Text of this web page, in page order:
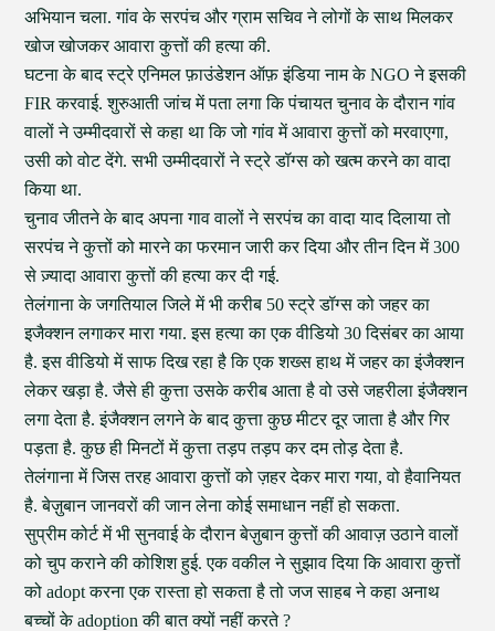
अभियान चला. गांव के सरपंच और ग्राम सचिव ने लोगों के साथ मिलकर
खोज खोजकर आवारा कुत्तों की हत्या की.
घटना के बाद स्ट्रे एनिमल फ़ाउंडेशन ऑफ़ इंडिया नाम के NGO ने इसकी
FIR करवाई. शुरुआती जांच में पता लगा कि पंचायत चुनाव के दौरान गांव
वालों ने उम्मीदवारों से कहा था कि जो गांव में आवारा कुत्तों को मरवाएगा,
उसी को वोट देंगे. सभी उम्मीदवारों ने स्ट्रे डॉग्स को खत्म करने का वादा
किया था.
चुनाव जीतने के बाद अपना गाव वालों ने सरपंच का वादा याद दिलाया तो
सरपंच ने कुत्तों को मारने का फरमान जारी कर दिया और तीन दिन में 300
से ज़्यादा आवारा कुत्तों की हत्या कर दी गई.
तेलंगाना के जगतियाल जिले में भी करीब 50 स्ट्रे डॉग्स को जहर का
इजैक्शन लगाकर मारा गया. इस हत्या का एक वीडियो 30 दिसंबर का आया
है. इस वीडियो में साफ दिख रहा है कि एक शख्स हाथ में जहर का इंजैक्शन
लेकर खड़ा है. जैसे ही कुत्ता उसके करीब आता है वो उसे जहरीला इंजैक्शन
लगा देता है. इंजैक्शन लगने के बाद कुत्ता कुछ मीटर दूर जाता है और गिर
पड़ता है. कुछ ही मिनटों में कुत्ता तड़प तड़प कर दम तोड़ देता है.
तेलंगाना में जिस तरह आवारा कुत्तों को ज़हर देकर मारा गया, वो हैवानियत
है. बेज़ुबान जानवरों की जान लेना कोई समाधान नहीं हो सकता.
सुप्रीम कोर्ट में भी सुनवाई के दौरान बेज़ुबान कुत्तों की आवाज़ उठाने वालों
को चुप कराने की कोशिश हुई. एक वकील ने सुझाव दिया कि आवारा कुत्तों
को adopt करना एक रास्ता हो सकता है तो जज साहब ने कहा अनाथ
बच्चों के adoption की बात क्यों नहीं करते ?